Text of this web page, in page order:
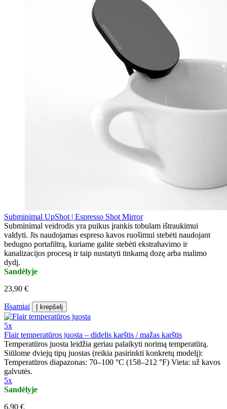
Subminimal UpShot | Espresso Shot Mirror
Subminimal veidrodis yra puikus įrankis tobulam ištraukimui
valdyti. Jis naudojamas espreso kavos ruošimui stebėti naudojant
bedugno portafiltrą, kuriame galite stebėti ekstrahavimo ir
kanalizacijos procesą ir taip nustatyti tinkamą dozę arba malimo
dydį.
Sandėlyje
23,90 €
Išsamiai Į krepšelį
5x
Flair temperatūros juosta – didelis karštis / mažas karštis
Temperatūros juosta leidžia geriau palaikyti norimą temperatūrą.
Siūlome dviejų tipų juostas (reikia pasirinkti konkretų modelį):
Temperatūros diapazonas: 70–100 °C (158–212 °F) Vieta: už kavos
galvutės.
5x
Sandėlyje
6,90 €